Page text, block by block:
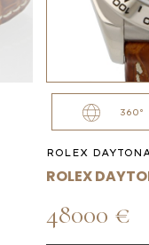
360°
ROLEX
ROLEX
48000 €